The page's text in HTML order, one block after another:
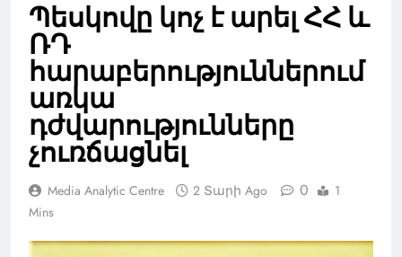
Պեսկովը կոչ է արել ՀՀ և
ՌԴ
հարաբերություններում
առկա
դժվարությունները
չուռճացնել
Media Analytic Centre 2 Տարի Ago 0
1
Mins